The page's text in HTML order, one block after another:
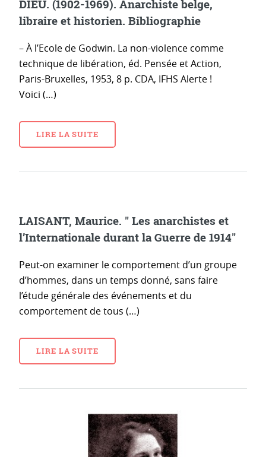
DIEU. (1902-1969). Anarchiste belge,
libraire et historien. Bibliographie
– À l’Ecole de Godwin. La non-violence comme
technique de libération, éd. Pensée et Action,
Paris-Bruxelles, 1953, 8 p. CDA, IFHS Alerte !
Voici (…)
LIRE LA SUITE
LAISANT, Maurice. " Les anarchistes et
l’Internationale durant la Guerre de 1914"
Peut-on examiner le comportement d’un groupe
d’hommes, dans un temps donné, sans faire
l’étude générale des événements et du
comportement de tous (…)
LIRE LA SUITE